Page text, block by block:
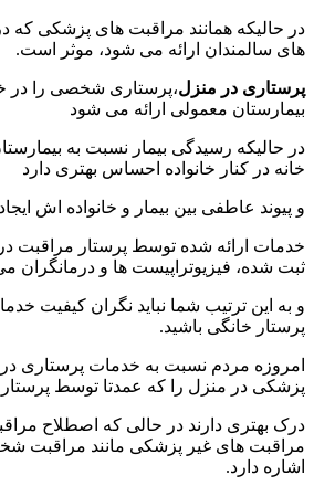
در حالیکه همانند مراقبت های پزشکی که
های سالمندان ارائه می شود، موثر است.
پرستاری در منزل،پرستاری شخصی را در
بیمارستان معمولی ارائه می شود
در حالیکه رسیدگی بیمار نسبت به
خانه در کنار خانواده احساس بهتری دارد
و پیوند عاطفی بین بیمار و خانواده اش
خدمات ارائه شده توسط پرستار مراقبت
ثبت شده، فیزیوتراپیست ها و درمانگران
و به این ترتیب شما نباید نگران کیفیت
پرستار خانگی باشید.
امروزه مردم نسبت به خدمات پرستاری
پزشکی در منزل را که عمدتا توسط پرستار
درک بهتری دارند در حالی که اصطلاح
مراقبت های غیر پزشکی مانند مراقبت
اشاره دارد.